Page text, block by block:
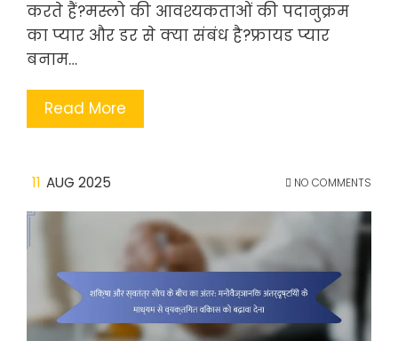
करते हैं?मस्लो की आवश्यकताओं की पदानुक्रम
का प्यार और डर से क्या संबंध है?फ्रायड प्यार
बनाम…
Read More
11 AUG 2025 NO COMMENTS